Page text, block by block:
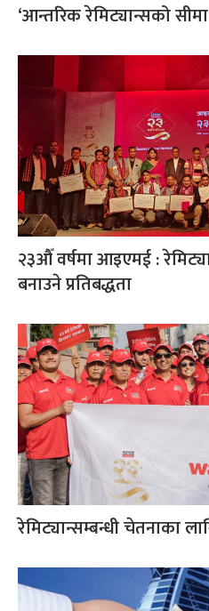
‘आन्तरिक रेमिट्यान्सको
२३औँ वर्षमा आइएमई :
बनाउने प्रतिबद्धता
रेमिट्यान्सम्बन्धी चेतनाका